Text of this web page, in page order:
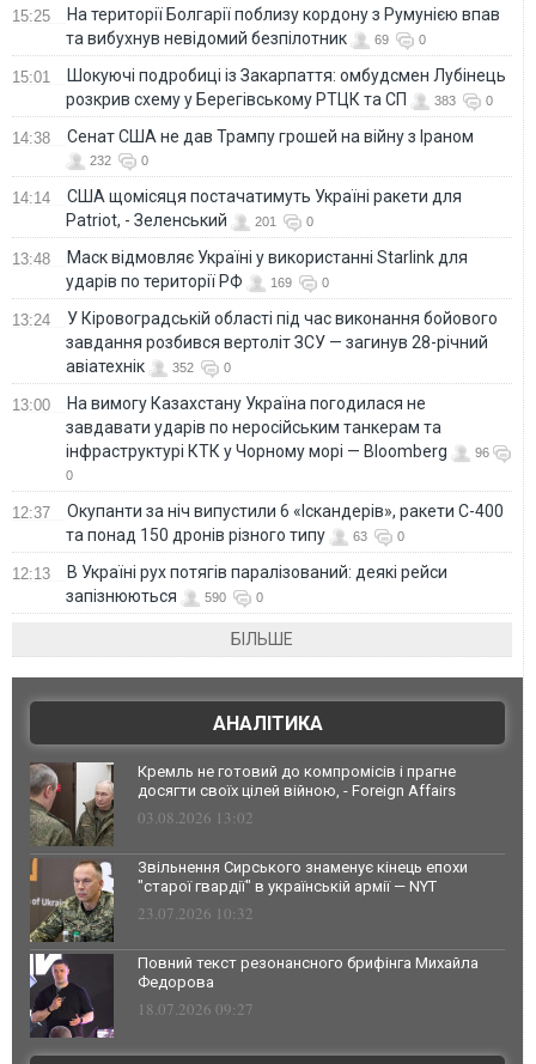
15:25
На території Болгарії поблизу кордону з Румунією впав
та вибухнув невідомий безпілотник
69 0
15:01
Шокуючі подробиці із Закарпаття: омбудсмен Лубінець
розкрив схему у Берегівському РТЦК та СП
383 0
14:38 Сенат США не дав Трампу грошей на війну з Іраном
232 0
14:14
США щомісяця постачатимуть Україні ракети для
Patriot, - Зеленський
201 0
13:48
Маск відмовляє Україні у використанні Starlink для
ударів по території РФ
169 0
13:24
У Кіровоградській області під час виконання бойового
завдання розбився вертоліт ЗСУ — загинув 28-річний
авіатехнік
352 0
13:00
На вимогу Казахстану Україна погодилася не
завдавати ударів по неросійським танкерам та
інфраструктурі КТК у Чорному морі — Bloomberg
96
0
12:37
Окупанти за ніч випустили 6 «Іскандерів», ракети С-400
та понад 150 дронів різного типу
63 0
12:13
В Україні рух потягів паралізований: деякі рейси
запізнюються
590 0
БІЛЬШЕ
АНАЛІТИКА
Кремль не готовий до компромісів і прагне
досягти своїх цілей війною, - Foreign Affairs
03.08.2026 13:02
Звільнення Сирського знаменує кінець епохи
"старої гвардії" в українській армії — NYT
23.07.2026 10:32
Повний текст резонансного брифінга Михайла
Федорова
18.07.2026 09:27